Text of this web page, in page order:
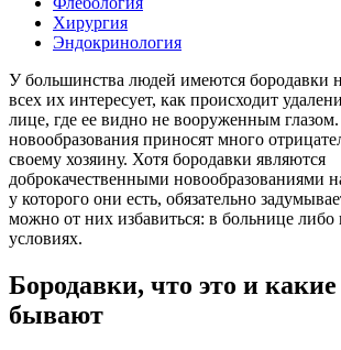
Хирургия
Эндокринология
У большинства людей имеются бородавки
всех их интересует, как происходит
лице, где ее видно не вооруженным
новообразования приносят много
своему хозяину. Хотя бородавки являются
доброкачественными новообразованиями
у которого они есть, обязательно
можно от них избавиться: в больнице
условиях.
Бородавки, что это и
бывают